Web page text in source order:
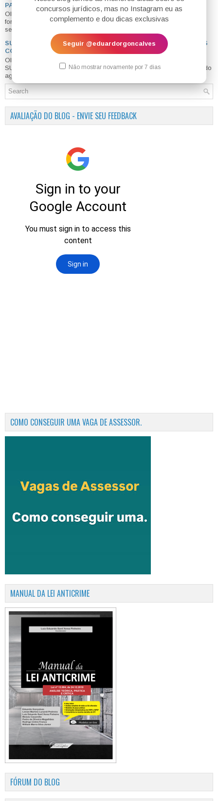
concursos jurídicos, mas no Instagram eu as
complemento e dou dicas exclusivas
Seguir @eduardorgoncalves
Não mostrar novamente por 7 dias
PASSO PARA GARANTIR UMA VAGA
Olá meus amigos, bom dia a todos e todas. Muitos de vocês se
formam agora no começo de 2024 e precisam começar a trabalhar,
sendo o cargo d...
SUPERQUARTA 01/2021 - DIREITO CONSTITUCIONAL - VAMOS
COMEÇAR?
Olá amigos bom dia a todos. Hoje é dia de retomar as
SUPERQUARTAS , mas o que é o projeto para quem está conhecendo
agora? Eis nossa explic...
AVALIAÇÃO DO BLOG - ENVIE SEU FEEDBACK
COMO CONSEGUIR UMA VAGA DE ASSESSOR.
MANUAL DA LEI ANTICRIME
FÓRUM DO BLOG